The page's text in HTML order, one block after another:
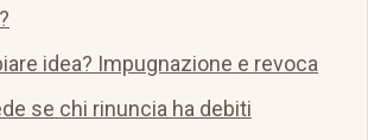
idea? Impugnazione e revoca
se chi rinuncia ha debiti